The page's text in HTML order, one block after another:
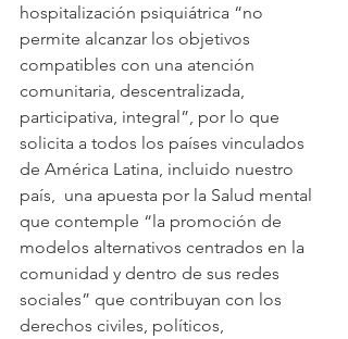
hospitalización psiquiátrica “no
permite alcanzar los objetivos
compatibles con una atención
comunitaria, descentralizada,
participativa, integral”, por lo que
solicita a todos los países vinculados
de América Latina, incluido nuestro
país,  una apuesta por la Salud mental
que contemple “la promoción de
modelos alternativos centrados en la
comunidad y dentro de sus redes
sociales” que contribuyan con los
derechos civiles, políticos,